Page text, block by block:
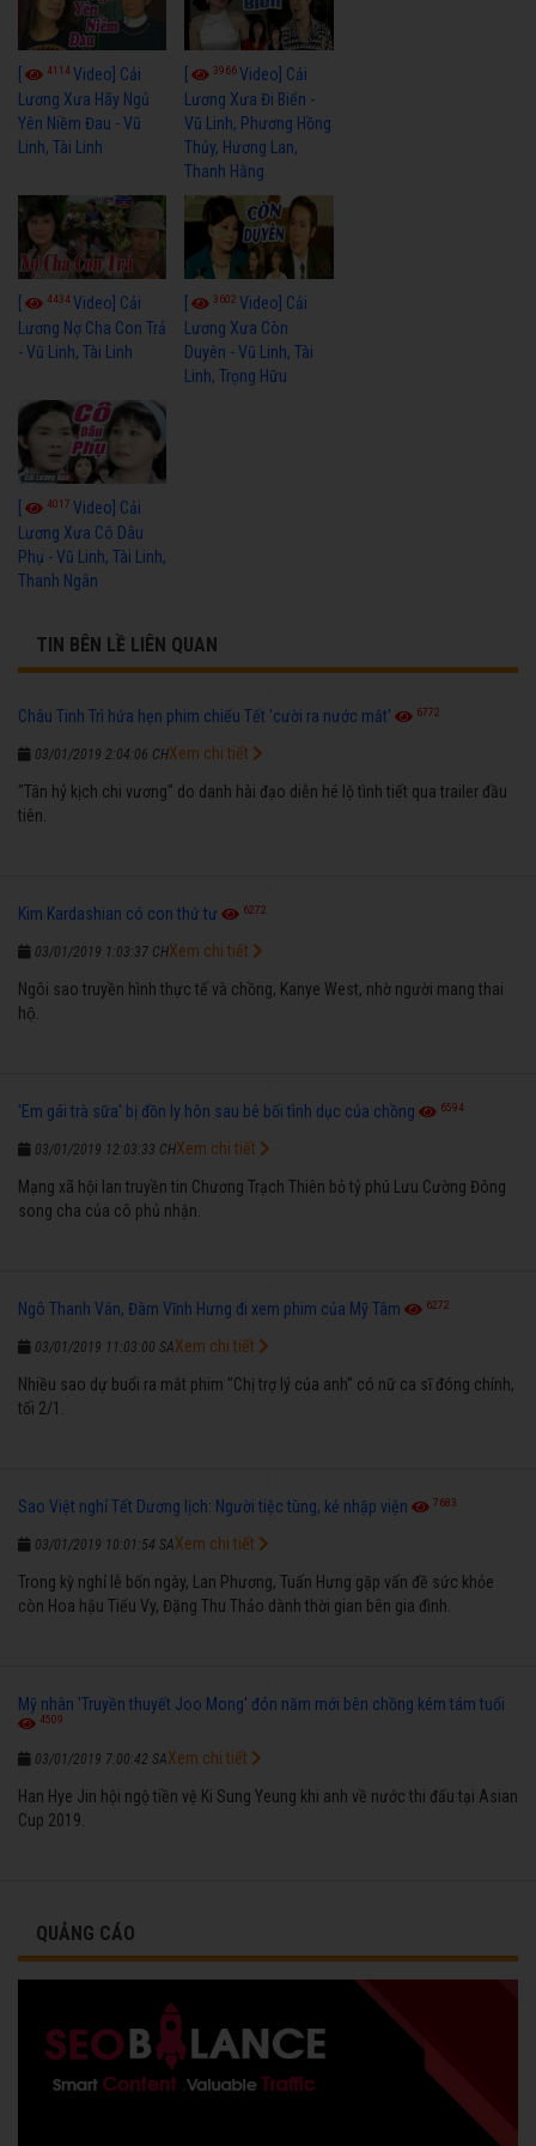
4114Video] Cải
Lương Xưa Hãy Ngủ
Yên Niềm Đau - Vũ
Linh, Tài Linh
3966Video] Cải
Lương Xưa Đi Biển -
Vũ Linh, Phương Hồng
Thủy, Hương Lan,
Thanh Hằng
4434Video] Cải
Lương Nợ Cha Con Trả
- Vũ Linh, Tài Linh
3602Video] Cải
Lương Xưa Còn
Duyên - Vũ Linh, Tài
Linh, Trọng Hữu
[ 4017 Video] Cải
Lương Xưa Cô Dâu
Phụ - Vũ Linh, Tài Linh,
Thanh Ngân
TIN BÊN LỀ LIÊN QUAN
Châu Tinh Trì hứa hẹn phim chiếu Tết 'cười ra nước mắt' 6772
03/01/2019 2:04:06 CH
"Tân hỷ kịch chi vương" do danh hài đạo diễn hé lộ tình tiết qua trailer đầu
tiên.
Xem chi tiết
Kim Kardashian có con thứ tư 6272
03/01/2019 1:03:37 CH
Ngôi sao truyền hình thực tế và chồng, Kanye West, nhờ người mang thai
hộ.
Xem chi tiết
'Em gái trà sữa' bị đồn ly hôn sau bê bối tình dục của chồng 6594
03/01/2019 12:03:33 CH
Mạng xã hội lan truyền tin Chương Trạch Thiên bỏ tỷ phú Lưu Cường Đông
song cha của cô phủ nhận.
Xem chi tiết
Ngô Thanh Vân, Đàm Vĩnh Hưng đi xem phim của Mỹ Tâm 6272
03/01/2019 11:03:00 SA
Nhiều sao dự buổi ra mắt phim "Chị trợ lý của anh" có nữ ca sĩ đóng chính,
tối 2/1.
Xem chi tiết
Sao Việt nghỉ Tết Dương lịch: Người tiệc tùng, kẻ nhập viện 7683
03/01/2019 10:01:54 SA
Trong kỳ nghỉ lễ bốn ngày, Lan Phương, Tuấn Hưng gặp vấn đề sức khỏe
còn Hoa hậu Tiểu Vy, Đặng Thu Thảo dành thời gian bên gia đình.
Xem chi tiết
Mỹ nhân 'Truyền thuyết Joo Mong' đón năm mới bên chồng kém tám tuổi
4509
03/01/2019 7:00:42 SA
Han Hye Jin hội ngộ tiền vệ Ki Sung Yeung khi anh về nước thi đấu tại Asian
Cup 2019.
Xem chi tiết
QUẢNG CÁO